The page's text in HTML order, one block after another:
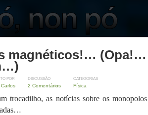
magnéticos!… (Opa!…
POR DISCUSSÃO
2 Comentários
CATEGORIAS
Física
trocadilho, as notícias sobre os